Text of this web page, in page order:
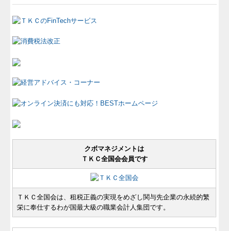
クボマネジメントは
ＴＫＣ全国会会員です
ＴＫＣ全国会は、租税正義の実現をめざし関与先企業の永続的繁
栄に奉仕するわが国最大級の職業会計人集団です。